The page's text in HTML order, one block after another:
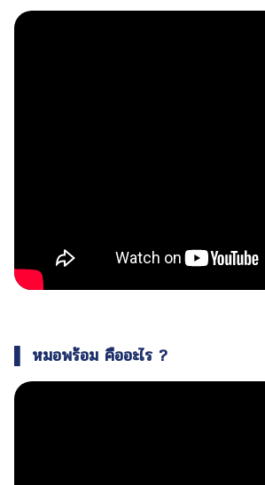
▌ หมอพร้อม คืออะไร ?